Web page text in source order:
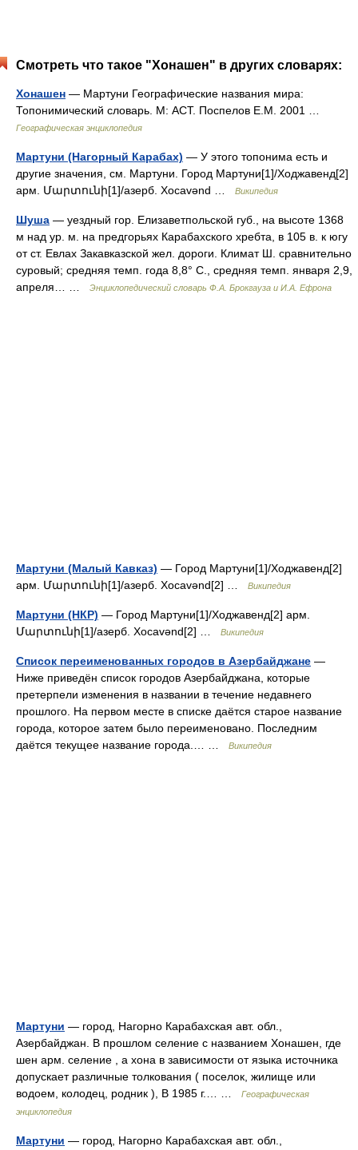
Смотреть что такое "Хонашен" в других словарях:
Хонашен — Мартуни Географические названия мира:
Топонимический словарь. М: АСТ. Поспелов Е.М. 2001 …
Географическая энциклопедия
Мартуни (Нагорный Карабах) — У этого топонима есть и
другие значения, см. Мартуни. Город Мартуни[1]/Ходжавенд[2]
арм. Մարտունի[1]/азерб. Xocavənd …
Википедия
Шуша — уездный гор. Елизаветпольской губ., на высоте 1368
м над ур. м. на предгорьях Карабахского хребта, в 105 в. к югу
от ст. Евлах Закавказской жел. дороги. Климат Ш. сравнительно
суровый; средняя темп. года 8,8° С., средняя темп. января 2,9,
апреля… …
Энциклопедический словарь Ф.А. Брокгауза и И.А. Ефрона
Мартуни (Малый Кавказ) — Город Мартуни[1]/Ходжавенд[2]
арм. Մարտունի[1]/азерб. Xocavənd[2] …
Википедия
Мартуни (НКР) — Город Мартуни[1]/Ходжавенд[2] арм.
Մարտունի[1]/азерб. Xocavənd[2] …
Википедия
Список переименованных городов в Азербайджане —
Ниже приведён список городов Азербайджана, которые
претерпели изменения в названии в течение недавнего
прошлого. На первом месте в списке даётся старое название
города, которое затем было переименовано. Последним
даётся текущее название города.… …
Википедия
Мартуни — город, Нагорно Карабахская авт. обл.,
Азербайджан. В прошлом селение с названием Хонашен, где
шен арм. селение , а хона в зависимости от языка источника
допускает различные толкования ( поселок, жилище или
водоем, колодец, родник ), В 1985 г.… …
Географическая
энциклопедия
Мартуни — город, Нагорно Карабахская авт. обл.,